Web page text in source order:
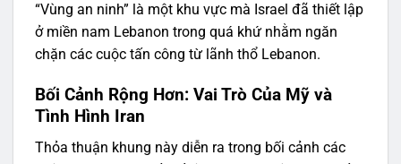
“Vùng an ninh” là một khu vực mà Israel đã thiết lập
ở miền nam Lebanon trong quá khứ nhằm ngăn
chặn các cuộc tấn công từ lãnh thổ Lebanon.
Bối Cảnh Rộng Hơn: Vai Trò Của Mỹ và
Tình Hình Iran
Thỏa thuận khung này diễn ra trong bối cảnh các